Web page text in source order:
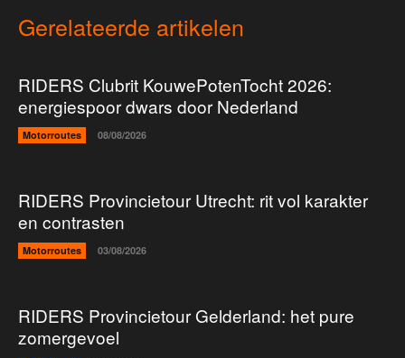
Gerelateerde artikelen
RIDERS Clubrit KouwePotenTocht 2026:
energiespoor dwars door Nederland
Motorroutes 08/08/2026
RIDERS Provincietour Utrecht: rit vol karakter
en contrasten
Motorroutes 03/08/2026
RIDERS Provincietour Gelderland: het pure
zomergevoel